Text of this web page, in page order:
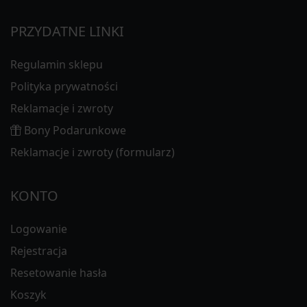
PRZYDATNE LINKI
Regulamin sklepu
Polityka prywatności
Reklamacje i zwroty
Bony Podarunkowe
Reklamacje i zwroty (formularz)
KONTO
Logowanie
Rejestracja
Resetowanie hasła
Koszyk